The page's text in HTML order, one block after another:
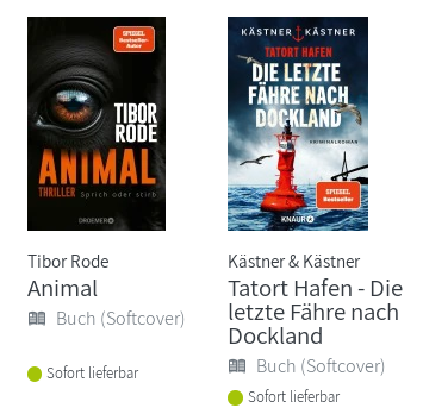
Tibor Rode
Animal
Buch (Softcover)
Sofort lieferbar
Kästner & Kästner
Tatort Hafen - Die
letzte Fähre nach
Dockland
Buch (Softcover)
Sofort lieferbar